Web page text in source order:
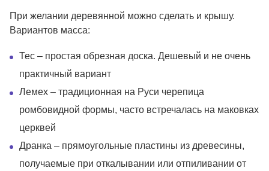
При желании деревянной можно сделать и крышу.
Вариантов масса:
Тес – простая обрезная доска. Дешевый и не очень
практичный вариант
Лемех – традиционная на Руси черепица
ромбовидной формы, часто встречалась на маковках
церквей
Дранка – прямоугольные пластины из древесины,
получаемые при откалывании или отпиливании от